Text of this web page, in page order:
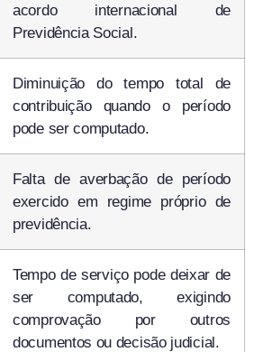
acordo internacional de
Previdência Social.
Diminuição do tempo total de
contribuição quando o período
pode ser computado.
Falta de averbação de período
exercido em regime próprio de
previdência.
Tempo de serviço pode deixar de
ser computado, exigindo
comprovação por outros
documentos ou decisão judicial.